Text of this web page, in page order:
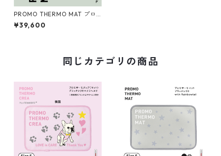
PROMO THERMO MAT プロ
モサーモマット ブラックシリ
カ Mサイズ
¥39,600
同じカテゴリの商品